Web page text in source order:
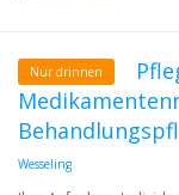
Nur drinnen
Wesseling